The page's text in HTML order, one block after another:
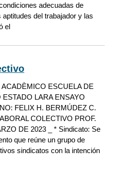
adecuadas de
del trabajador y las
el
ESCUELA DE
LARA ENSAYO
FELIX H. BERMÚDEZ C.
COLECTIVO PROF.
DE 2023 _ * Sindicato: Se
que reúne un grupo de
sindicatos con la intención